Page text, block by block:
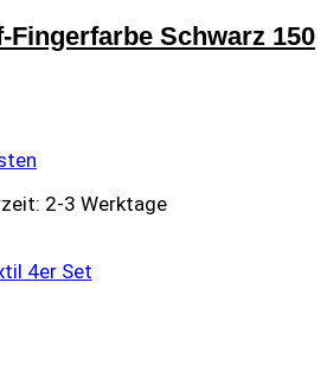
Fingerfarbe Schwarz 150
2-3 Werktage